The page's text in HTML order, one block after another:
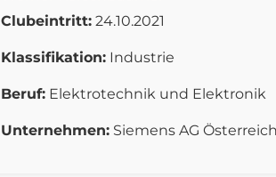
Clubeintritt: 24.10.2021
Klassifikation: Industrie
Beruf: Elektrotechnik und Elektronik
Unternehmen: Siemens AG Österreich